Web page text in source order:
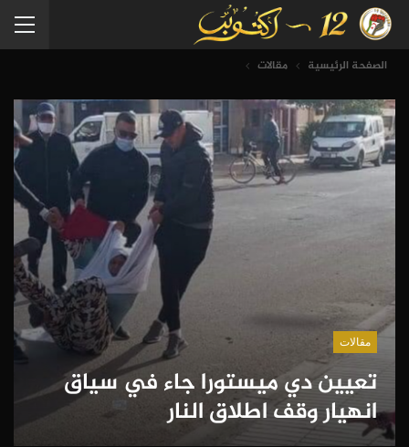
الصفحة الرئيسية مقالات
مقالات
تعيين دي ميستورا جاء في سياق
انهيار وقف اطلاق النار